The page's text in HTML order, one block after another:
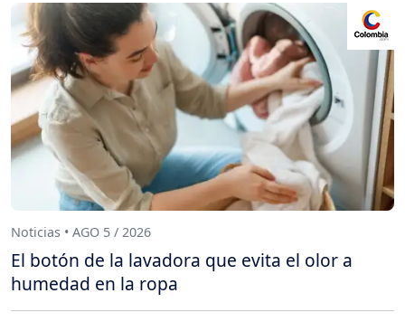
Noticias • AGO 5 / 2026
El botón de la lavadora que evita el olor a
humedad en la ropa